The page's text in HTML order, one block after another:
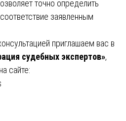
точно определить
заявленным
приглашаем вас в
судебных экспертов»,
сайте: